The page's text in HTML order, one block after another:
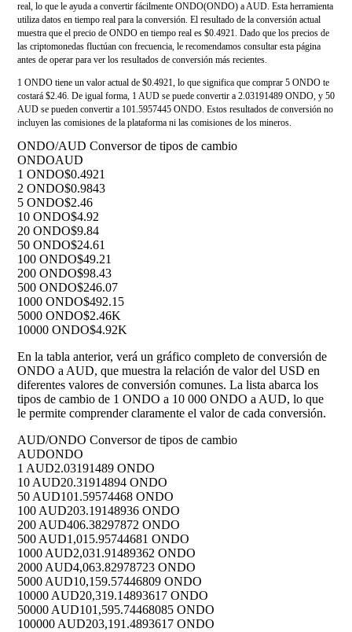
real, lo que le ayuda a convertir fácilmente ONDO(ONDO) a AUD. Esta herramienta
utiliza datos en tiempo real para la conversión. El resultado de la conversión actual
muestra que el precio de ONDO en tiempo real es $0.4921. Dado que los precios de
las criptomonedas fluctúan con frecuencia, le recomendamos consultar esta página
antes de operar para ver los resultados de conversión más recientes.
1 ONDO tiene un valor actual de $0.4921, lo que significa que comprar 5 ONDO te
costará $2.46. De igual forma, 1 AUD se puede convertir a 2.03191489 ONDO, y 50
AUD se pueden convertir a 101.5957445 ONDO. Estos resultados de conversión no
incluyen las comisiones de la plataforma ni las comisiones de los mineros.
ONDO/AUD Conversor de tipos de cambio
ONDOAUD
1 ONDO$0.4921
2 ONDO$0.9843
5 ONDO$2.46
10 ONDO$4.92
20 ONDO$9.84
50 ONDO$24.61
100 ONDO$49.21
200 ONDO$98.43
500 ONDO$246.07
1000 ONDO$492.15
5000 ONDO$2.46K
10000 ONDO$4.92K
En la tabla anterior, verá un gráfico completo de conversión de
ONDO a AUD, que muestra la relación de valor del USD en
diferentes valores de conversión comunes. La lista abarca los
tipos de cambio de 1 ONDO a 10 000 ONDO a AUD, lo que
le permite comprender claramente el valor de cada conversión.
AUD/ONDO Conversor de tipos de cambio
AUDONDO
1 AUD2.03191489 ONDO
10 AUD20.31914894 ONDO
50 AUD101.59574468 ONDO
100 AUD203.19148936 ONDO
200 AUD406.38297872 ONDO
500 AUD1,015.95744681 ONDO
1000 AUD2,031.91489362 ONDO
2000 AUD4,063.82978723 ONDO
5000 AUD10,159.57446809 ONDO
10000 AUD20,319.14893617 ONDO
50000 AUD101,595.74468085 ONDO
100000 AUD203,191.4893617 ONDO